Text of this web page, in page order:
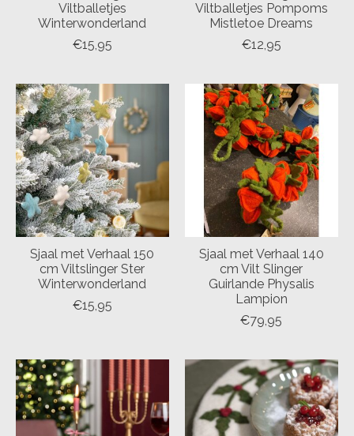
Viltballetjes
Winterwonderland
€15,95
Viltballetjes Pompoms
Mistletoe Dreams
€12,95
Sjaal met Verhaal 150
cm Viltslinger Ster
Winterwonderland
€15,95
Sjaal met Verhaal 140
cm Vilt Slinger
Guirlande Physalis
Lampion
€79,95